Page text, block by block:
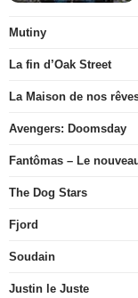
Mutiny
La fin d’Oak Street
La Maison de nos
Avengers: Doomsday
Fantômas – Le
The Dog Stars
Fjord
Soudain
Justin le Juste